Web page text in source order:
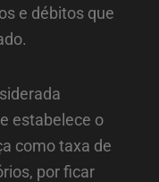
e débitos que
estabelece o
como taxa de
por ficar